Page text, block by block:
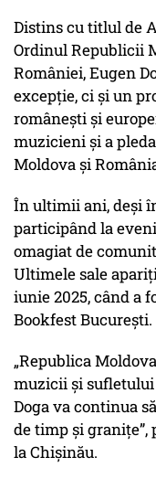
Distins cu titlul de
Ordinul Republicii
României, Eugen
excepție, ci și un
românești și
muzicieni și a
Moldova și
În ultimii ani, deși
participând la
omagiat de
Ultimele sale
iunie 2025, când a
Bookfest București.
„Republica
muzicii și sufletului
Doga va continua
de timp și
la Chișinău.